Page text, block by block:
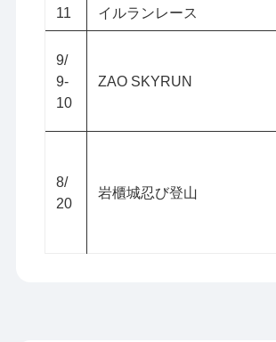
11
イルランレース
9/
9-
10
ZAO SKYRUN
8/
20
岩櫃城忍び登山